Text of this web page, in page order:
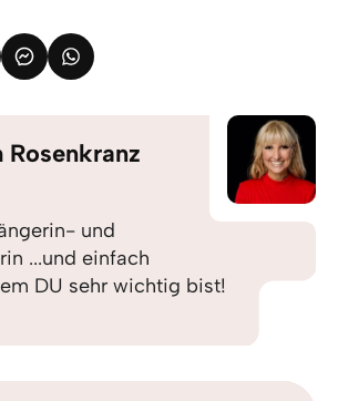
Rosenkranz
und
...und einfach
DU sehr wichtig bist!